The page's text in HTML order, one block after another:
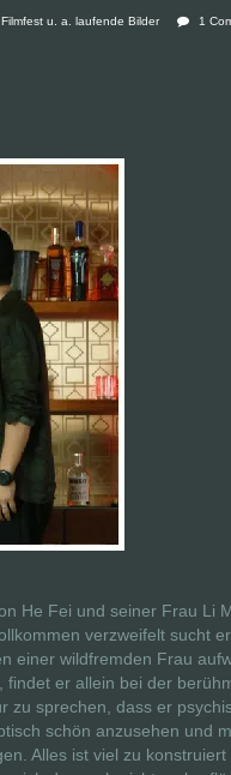
u. a. laufende Bilder 1
He Fei und seiner Frau Li
verzweifelt sucht
einer wildfremden Frau
er allein bei der
zu sprechen, dass er
schön anzusehen und
Alles ist viel zu